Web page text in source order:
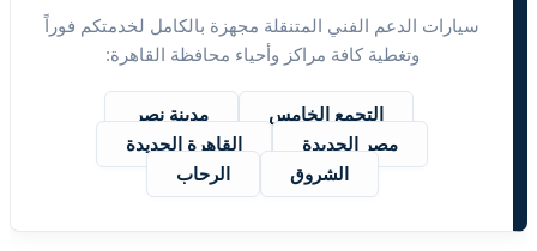
سيارات الدعم الفني المتنقلة مجهزة بالكامل لخدمتكم فوراً
وتغطية كافة مراكز وأحياء محافظة القاهرة:
التجمع الخامس
مدينة نصر
مصر الجديدة
القاهرة الجديدة
الشروق
الرحاب